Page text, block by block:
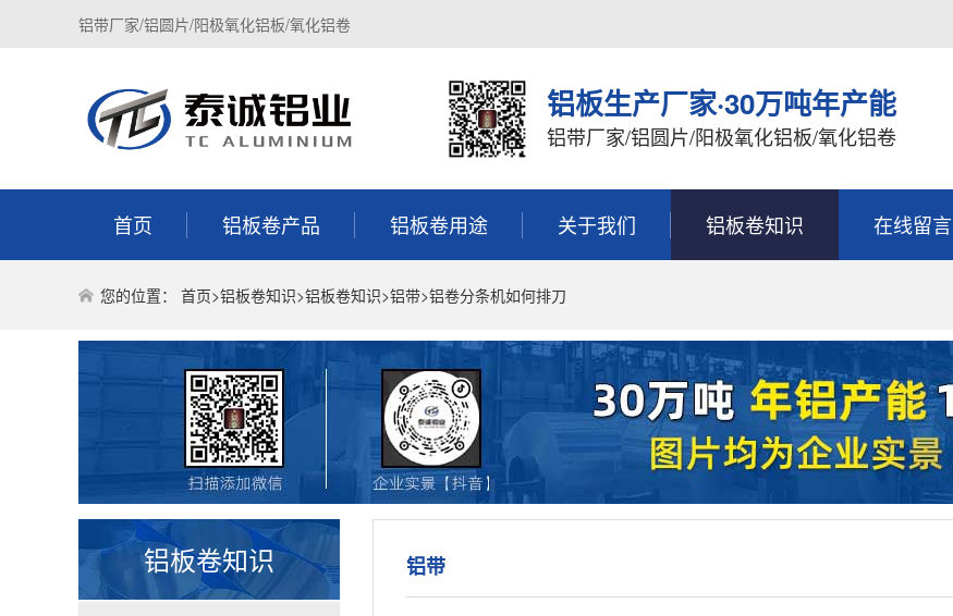
铝带厂家/铝圆片/阳极氧化铝板/氧化铝卷
铝板生产厂家·30万吨年产能
铝带厂家/铝圆片/阳极氧化铝板/氧化铝卷
首页 铝板卷产品 铝板卷用途 关于我们 铝板卷知识 在线留言
您的位置： 首页>铝板卷知识>铝板卷知识>铝带>铝卷分条机如何排刀
铝板卷知识 铝带